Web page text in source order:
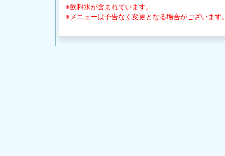
※飲料水が含まれています。
※メニューは予告なく変更となる場合がございます。